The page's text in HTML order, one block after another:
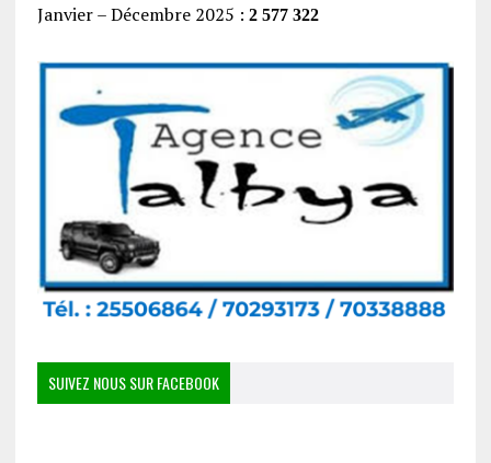
Janvier – Décembre 2025 : 2 577 322
SUIVEZ NOUS SUR FACEBOOK